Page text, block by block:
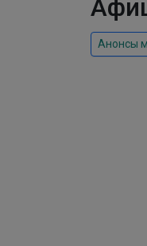
Анонсы